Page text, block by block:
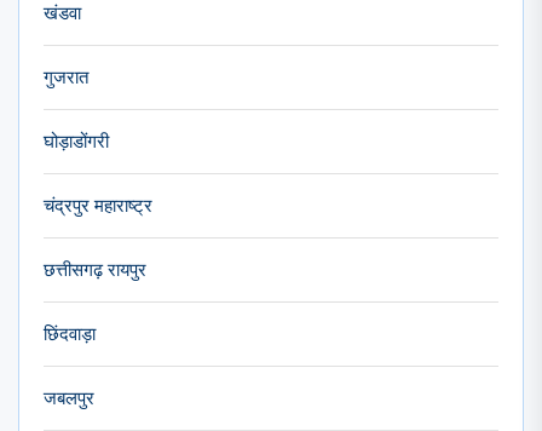
खंडवा
गुजरात
घोड़ाडोंगरी
चंद्रपुर महाराष्ट्र
छत्तीसगढ़ रायपुर
छिंदवाड़ा
जबलपुर